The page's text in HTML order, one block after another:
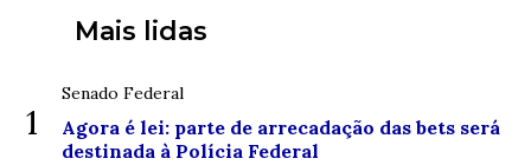
Mais lidas
1
Senado Federal
Agora é lei: parte de arrecadação das bets será
destinada à Polícia Federal